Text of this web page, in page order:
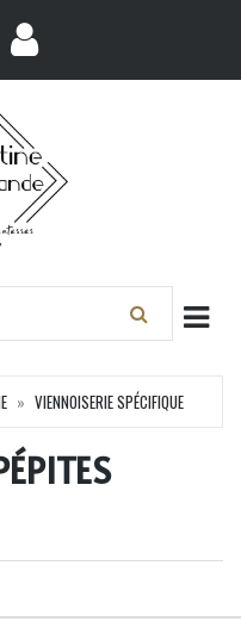
VIENNOISERIE SPÉCIFIQUE